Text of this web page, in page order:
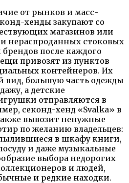
от рынков и масс-
хенды закупают со
магазинов или
нераспроданных стоковых
после каждого
привозят из пунктов
контейнеров. Их
вид, большую часть одежды
а детские
отправляются в
секонд-хенд «Svalka» в
вывозит ненужные
по желанию владельцев:
в шкафу книги,
и даже музыкальные
выбора недорогих
и людей,
и редкие находки.